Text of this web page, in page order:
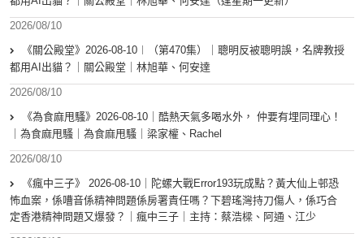
2026/08/10
《關公殿堂》2026-08-10︱（第470集）｜聰明反被聰明誤，名牌教授
都用AI出貓？｜關公殿堂｜林旭華、何安達
2026/08/10
《為食麻甩騷》2026-08-10｜酷熱天氣多喝水外， 仲要有埋同理心！
｜為食麻甩騷｜為食麻甩騷｜梁家權、Rachel
2026/08/10
《瘋中三子》 2026-08-10｜陀螺大戰Error193玩成點？黃大仙上邨恐
怖血案，係嘈音係精神問題係房署責任嗎？下碧瑤灣持刀傷人，係巧合
定香港精神問題又爆發？｜瘋中三子｜主持：蔡浩樑、阿通、江少